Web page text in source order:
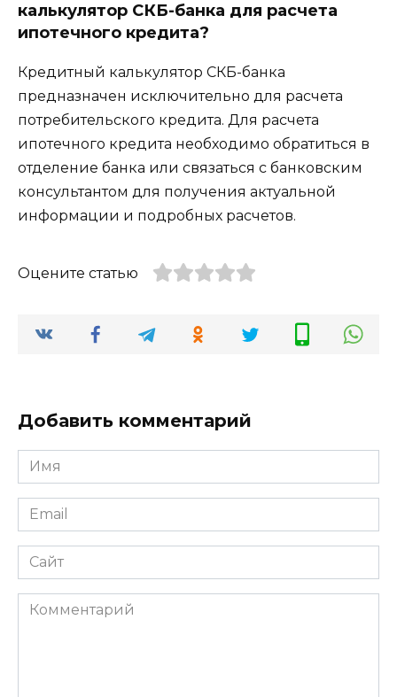
калькулятор СКБ-банка для расчета
ипотечного кредита?
Кредитный калькулятор СКБ-банка
предназначен исключительно для расчета
потребительского кредита. Для расчета
ипотечного кредита необходимо обратиться в
отделение банка или связаться с банковским
консультантом для получения актуальной
информации и подробных расчетов.
Оцените статью
Добавить комментарий
Имя
*
Email
*
Сайт
Комментарий